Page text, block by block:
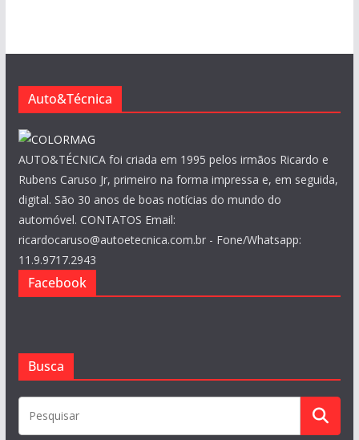
s
Auto&Técnica
AUTO&TÉCNICA foi criada em 1995 pelos irmãos Ricardo e
Rubens Caruso Jr, primeiro na forma impressa e, em seguida,
digital. São 30 anos de boas notícias do mundo do
automóvel. CONTATOS Email:
ricardocaruso@autoetecnica.com.br - Fone/Whatsapp:
11.9.9717.2943
Facebook
Busca